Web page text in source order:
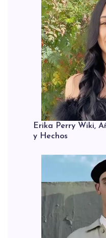
Erika Perry Wiki,
y Hechos